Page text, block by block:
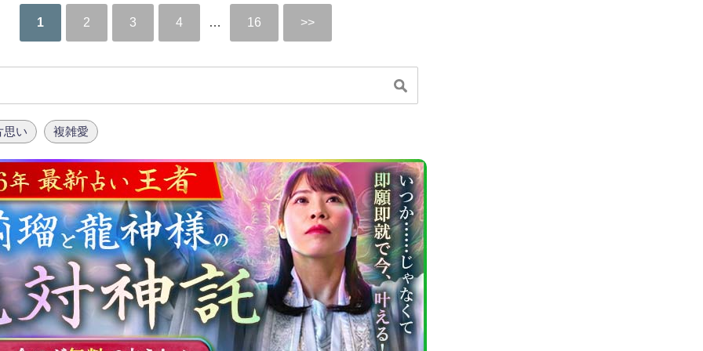
1 2 3 4 … 16
思い 複雑愛